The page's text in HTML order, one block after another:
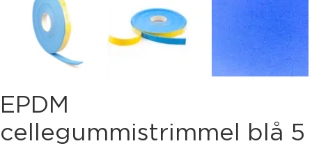
EPDM
cellegummistrimmel blå 5